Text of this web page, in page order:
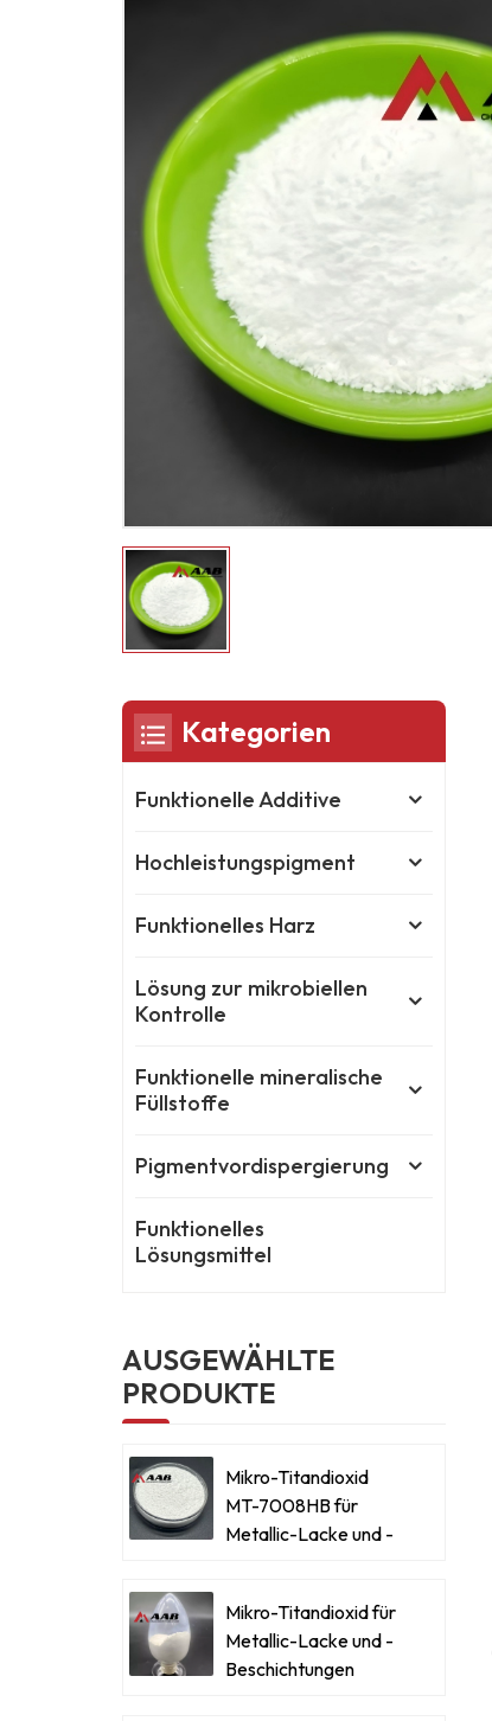
Kategorien
Funktionelle Additive
Hochleistungspigment
Funktionelles Harz
Lösung zur mikrobiellen
Kontrolle
Funktionelle mineralische
Füllstoffe
Pigmentvordispergierung
Funktionelles
Lösungsmittel
AUSGEWÄHLTE
PRODUKTE
Mikro-Titandioxid
MT-7008HB für
Metallic-Lacke und -
Mikro-Titandioxid für
Metallic-Lacke und -
Beschichtungen